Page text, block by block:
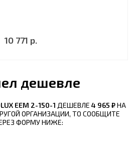
10 771 р.
дешевле
EEM 2-150-1 ДЕШЕВЛЕ 4 965 ₽НА
ОРГАНИЗАЦИИ, ТО СООБЩИТЕ
ФОРМУ НИЖЕ: